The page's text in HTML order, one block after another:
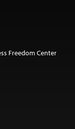
Freedom Center